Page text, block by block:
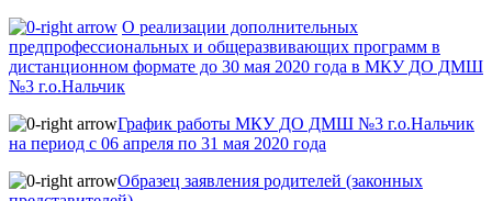
О реализации дополнительных
предпрофессиональных и общеразвивающих программ в
дистанционном формате до 30 мая 2020 года в МКУ ДО ДМШ
№3 г.о.Нальчик
График работы МКУ ДО ДМШ №3 г.о.Нальчик
на период с 06 апреля по 31 мая 2020 года
Образец заявления родителей (законных